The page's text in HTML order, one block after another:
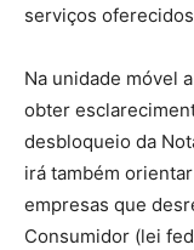
serviços
Na unidade móvel
obter
desbloqueio da
irá também
empresas que
Consumidor (lei